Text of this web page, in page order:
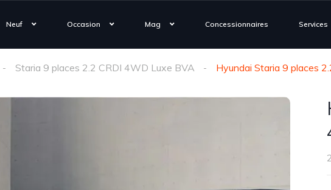
Neuf Occasion Mag Concessionnaires Services
Staria 9 places 2.2 CRDI 4WD Luxe BVA Hyundai Staria 9 places